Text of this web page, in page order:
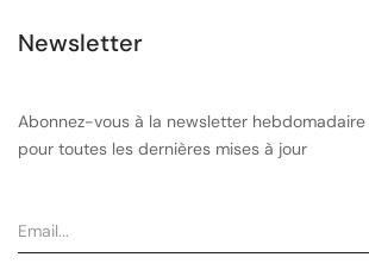
Newsletter
Abonnez-vous à la newsletter hebdomadaire
pour toutes les dernières mises à jour